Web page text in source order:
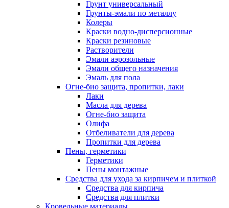
Грунт универсальный
Грунты-эмали по металлу
Колеры
Краски водно-дисперсионные
Краски резиновые
Растворители
Эмали аэрозольные
Эмали общего назначения
Эмаль для пола
Огне-био защита, пропитки, лаки
Лаки
Масла для дерева
Огне-био защита
Олифа
Отбеливатели для дерева
Пропитки для дерева
Пены, герметики
Герметики
Пены монтажные
Средства для ухода за кирпичем и плиткой
Средства для кирпича
Средства для плитки
Кровельные материалы